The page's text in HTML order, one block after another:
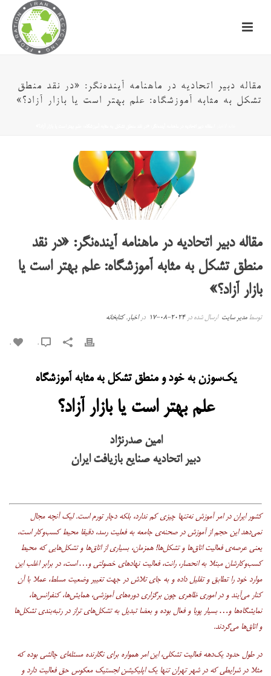
مقاله دبیر اتحادیه در ماهنامه آینده‌نگر: «در نقد منطق
تشکل به مثابه آموزشگاه: علم بهتر است یا بازار آزاد؟»
مقاله دبیر اتحادیه در ماهنامه آینده‌نگر: «در نقد
منطق تشکل به مثابه آموزشگاه: علم بهتر است یا
بازار آزاد؟»
توسطمدیر سایت ارسال شده در2024-08-17 دراخبار,کتابخانه
0
یک‌سوزن به خود و منطق تشکل به مثابه آموزشگاه
علم بهتر است یا بازار آزاد؟
امین صدرنژاد
دبیر اتحادیه صنایع بازیافت ایران
کشور ایران در امر آموزش نه‌تنها چیزی کم ندارد، بلکه دچار تورم است. لیک آنچه مجال
نمی‌دهد این حجم از آموزش در صحنه‌ی جامعه به فعلیت رسد، دقیقا محیط کسب‌وکار است،
یعنی عرصه‌ی فعالیت اتاق‌ها و تشکل‌ها! همزمان، بسیاری از اتاق‌ها و تشکل‌هایی که محیط
کسب‌وکارشان مبتلا به انحصار، رانت، فعالیت نهادهای خصولتی و… است، در برابر اغلب این
موارد خود را تطابق و تقلیل داده و به جای تلاش در جهت تغییر وضعیت مسلط، عملا با آن
کنار می‌آیند و در اموری ظاهری چون برگزاری دوره‌های آموزشی، همایش‌ها، کنفرانس‌ها،
نمایشگاه‌ها و… بسیار پویا و فعال بوده و بعضا تبدیل به تشکل‌های تراز در رتبه‌بندی تشکل‌ها
و اتاق‌ها می‌گردند.
در طول حدود یک‌دهه فعالیت تشکلی، این امر همواره برای نگارنده مسئله‌ای چالشی بوده که
مثلا در شرایطی که در شهر تهران تنها یک اپلیکیشن لجستیک معکوس حق فعالیت دارد و